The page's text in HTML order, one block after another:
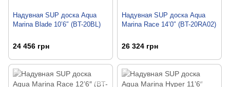
Надувная SUP доска Aqua
Marina Blade 10’6″ (BT-20BL)
24 456 грн
Надувная SUP доска Aqua
Marina Race 14’0″ (BT-20RA02)
26 324 грн